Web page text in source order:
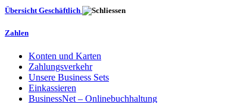
Übersicht Geschäftlich
Zahlen
Konten und Karten
Zahlungsverkehr
Unsere Business Sets
Einkassieren
BusinessNet – Onlinebuchhaltung